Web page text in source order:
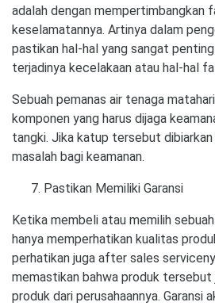
adalah dengan mempertimbangkan
keselamatannya. Artinya dalam
pastikan hal-hal yang sangat
terjadinya kecelakaan atau hal-hal
Sebuah pemanas air tenaga
komponen yang harus dijaga
tangki. Jika katup tersebut
masalah bagi keamanan.
Pastikan Memiliki Garansi
Ketika membeli atau memilih
hanya memperhatikan kualitas
perhatikan juga after sales
memastikan bahwa produk tersebut
produk dari perusahaannya. Garansi